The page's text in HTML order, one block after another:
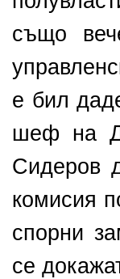
също
е бил
шеф на
Сидеров
комисия
спорни
се